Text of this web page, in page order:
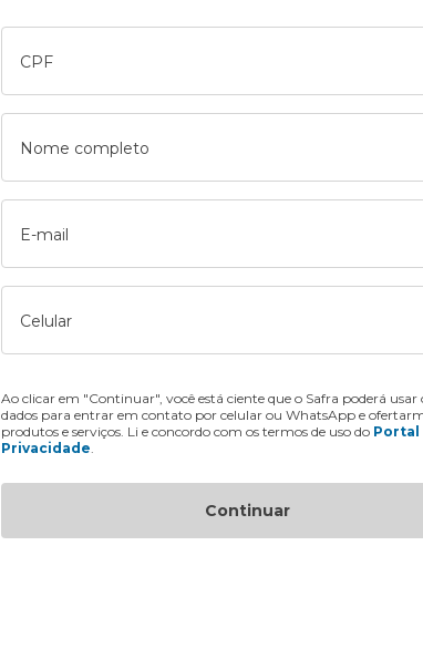
CPF
Nome completo
E-mail
Celular
Ao clicar em "Continuar", você está ciente que o Safra poderá usar
dados para entrar em contato por celular ou WhatsApp e
produtos e serviços. Li e concordo com os termos de uso do Portal
Privacidade
Continuar